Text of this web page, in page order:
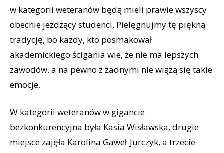
w kategorii weteranów będą mieli prawie wszyscy
obecnie jeżdżący studenci. Pielęgnujmy tę piękną
tradycję, bo każdy, kto posmakował
akademickiego ścigania wie, że nie ma lepszych
zawodów, a na pewno z żadnymi nie wiążą się takie
emocje.
W kategorii weteranów w gigancie
bezkonkurencyjna była Kasia Wisławska, drugie
miejsce zajęła Karolina Gaweł-Jurczyk, a trzecie